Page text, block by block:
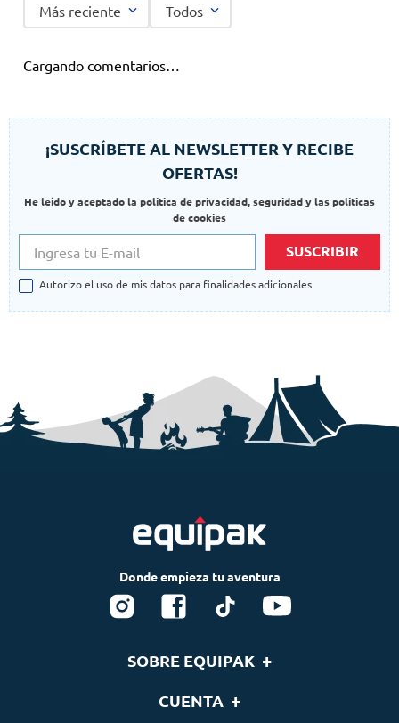
Más reciente Todos
Cargando comentarios…
¡SUSCRÍBETE AL NEWSLETTER Y RECIBE
OFERTAS!
He leído y aceptado la politica de privacidad, seguridad y las politicas
de cookies
SUSCRIBIR
Autorizo el uso de mis datos para finalidades adicionales
SOBRE EQUIPAK +
CUENTA +